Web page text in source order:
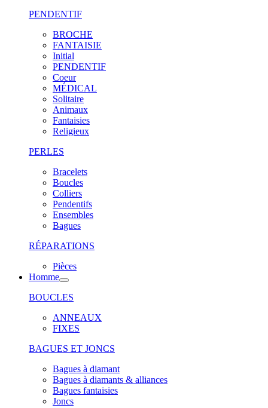
PENDENTIF
BROCHE
FANTAISIE
Initial
PENDENTIF
Coeur
MÉDICAL
Solitaire
Animaux
Fantaisies
Religieux
PERLES
Bracelets
Boucles
Colliers
Pendentifs
Ensembles
Bagues
RÉPARATIONS
Pièces
Homme
BOUCLES
ANNEAUX
FIXES
BAGUES ET JONCS
Bagues à diamant
Bagues à diamants & alliances
Bagues fantaisies
Joncs